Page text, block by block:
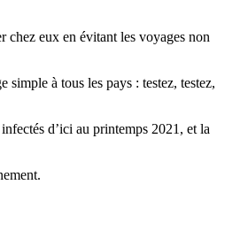
chez eux en évitant les voyages non
simple à tous les pays : testez, testez,
d’ici au printemps 2021, et la